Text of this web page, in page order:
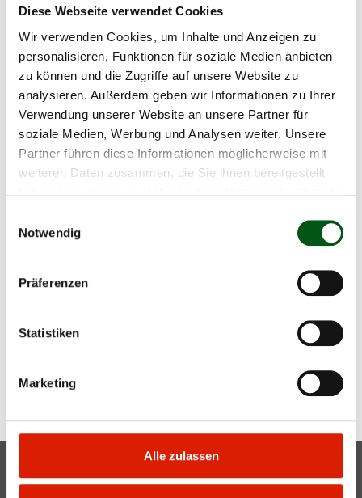
Diese Webseite verwendet Cookies
Wir verwenden Cookies, um Inhalte und Anzeigen zu
personalisieren, Funktionen für soziale Medien anbieten
zu können und die Zugriffe auf unsere Website zu
analysieren. Außerdem geben wir Informationen zu Ihrer
Verwendung unserer Website an unsere Partner für
soziale Medien, Werbung und Analysen weiter. Unsere
Partner führen diese Informationen möglicherweise mit
weiteren Daten zusammen, die Sie ihnen bereitgestellt
Notwendig
Präferenzen
Statistiken
Marketing
Alle zulassen
Netzwerken und wird weder durch sie gesponsert,
unterstützt oder organisiert.
Keine Barauszahlung und kein Umtausch des
Preises.
Über den Wettbewerb wird keine Korrespondenz
geführt.
Der Rechtsweg ist ausgeschlossen.
Die persönlichen Kontaktdaten der
anschliessend nicht weiterverwendet. Keine
Antworten auf die gestellten Fragen sowie die
ins Reporting von Mutterkuh Schweiz ein.
Aus der Teilnahme an der Befragung entsteht
weder ein Produkte-Kaufzwang noch ein Zwang,
Mitglied zu werden.
Mutterkuh Schweiz